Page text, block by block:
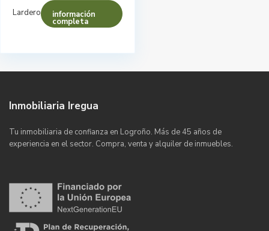
Lardero información
completa
Inmobiliaria Iregua
Tu inmobiliaria de confianza en Logroño. Más de 45 años de
experiencia en el sector. Compra, venta y alquiler de inmuebles.